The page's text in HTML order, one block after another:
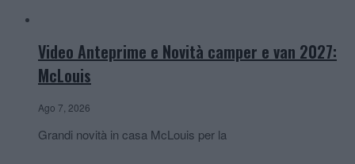
Video Anteprime e Novità camper e van 2027:
McLouis
Ago 7, 2026
Grandi novità in casa McLouis per la